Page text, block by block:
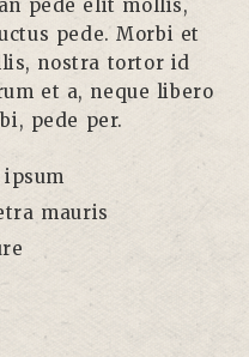
pede elit mollis,
pede. Morbi et
nostra tortor id
et a, neque libero
pede per.
mauris